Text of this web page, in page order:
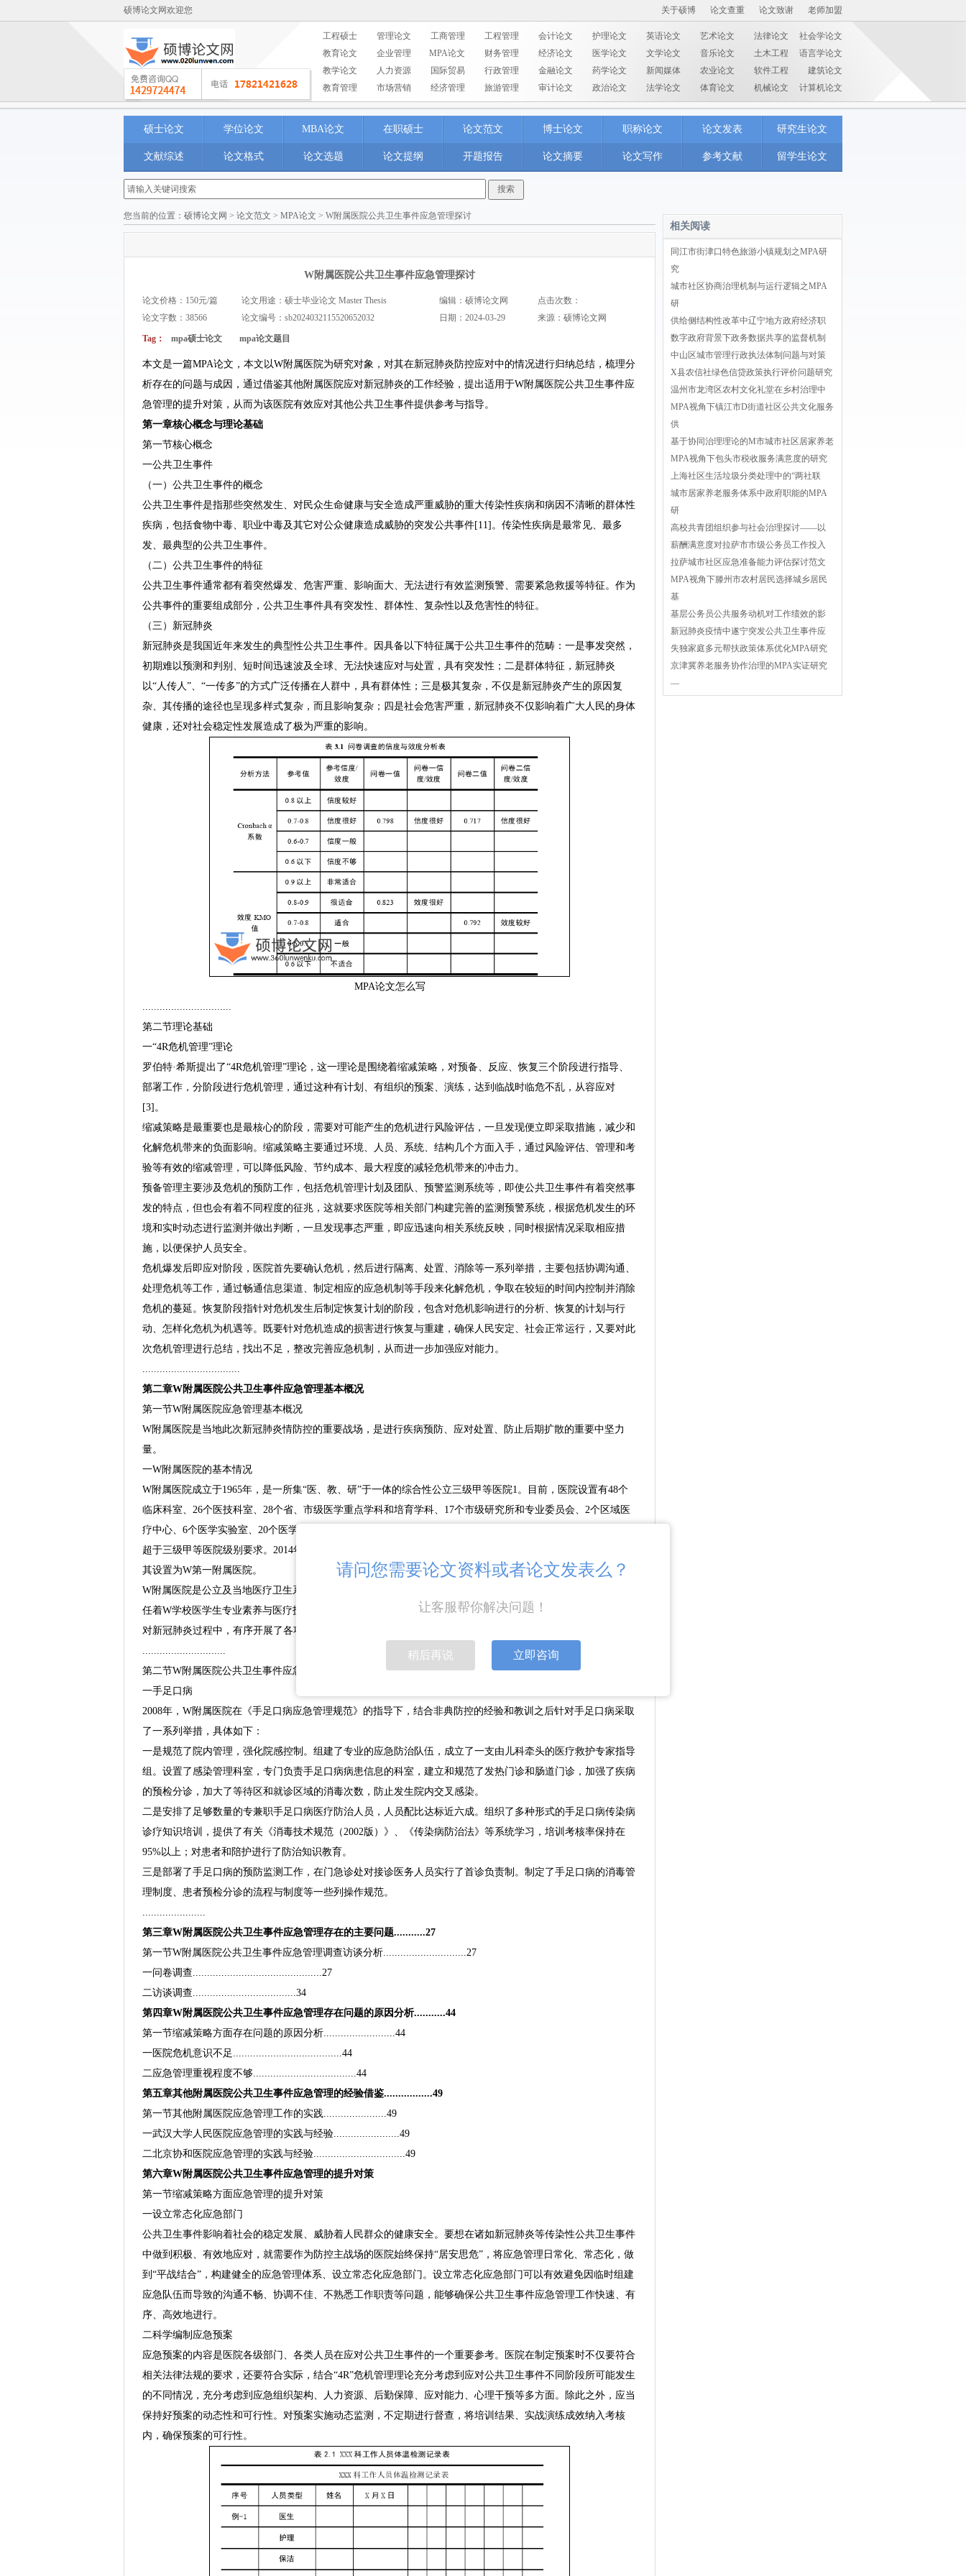
硕博论文网欢迎您 关于硕博 论文查重 论文致谢 老师加盟
工程硕士 管理论文 工商管理 工程管理 会计论文 护理论文 英语论文 艺术论文 法律论文
社会学论文
教育论文
企业管理 MPA论文 财务管理 经济论文 医学论文 文学论文 音乐论文 土木工程
语言学论文
教学论文
人力资源 国际贸易 行政管理 金融论文 药学论文 新闻媒体 农业论文 软件工程
建筑论文
教育管理
市场营销 经济管理 旅游管理 审计论文 政治论文 法学论文 体育论文 机械论文 计算机论文
硕士论文 学位论文 MBA论文 在职硕士 论文范文 博士论文 职称论文 论文发表 研究生论文
文献综述 论文格式 论文选题 论文提纲 开题报告 论文摘要 论文写作 参考文献 留学生论文
您当前的位置： 硕博论文网 > 论文范文 > MPA论文 > W附属医院公共卫生事件应急管理探讨
W附属医院公共卫生事件应急管理探讨
论文价格：150元/篇 论文用途：硕士毕业论文 Master Thesis 编辑：硕博论文网
点击次数：
论文字数：38566
论文编号： sb2024032115520652032 日期：2024-03-29 来源：硕博论文网
Tag： mpa硕士论文 mpa论文题目
本文是一篇MPA论文，本文以W附属医院为研究对象，对其在新冠肺炎防控应对中的情况进行归纳总结，梳理分
析存在的问题与成因，通过借鉴其他附属医院应对新冠肺炎的工作经验，提出适用于W附属医院公共卫生事件应
急管理的提升对策，从而为该医院有效应对其他公共卫生事件提供参考与指导。
第一章核心概念与理论基础
第一节核心概念
一公共卫生事件
（一）公共卫生事件的概念
公共卫生事件是指那些突然发生、对民众生命健康与安全造成严重威胁的重大传染性疾病和病因不清晰的群体性
疾病，包括食物中毒、职业中毒及其它对公众健康造成威胁的突发公共事件[11]。传染性疾病是最常见、最多
发、最典型的公共卫生事件。
（二）公共卫生事件的特征
公共卫生事件通常都有着突然爆发、危害严重、影响面大、无法进行有效监测预警、需要紧急救援等特征。作为
公共事件的重要组成部分，公共卫生事件具有突发性、群体性、复杂性以及危害性的特征。
（三）新冠肺炎
新冠肺炎是我国近年来发生的典型性公共卫生事件。因具备以下特征属于公共卫生事件的范畴：一是事发突然，
初期难以预测和判别、短时间迅速波及全球、无法快速应对与处置，具有突发性；二是群体特征，新冠肺炎
以“人传人”、“一传多”的方式广泛传播在人群中，具有群体性；三是极其复杂，不仅是新冠肺炎产生的原因复
杂、其传播的途径也呈现多样式复杂，而且影响复杂；四是社会危害严重，新冠肺炎不仅影响着广大人民的身体
健康，还对社会稳定性发展造成了极为严重的影响。
MPA论文怎么写
第二节理论基础
一“4R危机管理”理论
罗伯特·希斯提出了“4R危机管理”理论，这一理论是围绕着缩减策略，对预备、反应、恢复三个阶段进行指导、
部署工作，分阶段进行危机管理，通过这种有计划、有组织的预案、演练，达到临战时临危不乱，从容应对
[3]。
缩减策略是最重要也是最核心的阶段，需要对可能产生的危机进行风险评估，一旦发现便立即采取措施，减少和
化解危机带来的负面影响。缩减策略主要通过环境、人员、系统、结构几个方面入手，通过风险评估、管理和考
验等有效的缩减管理，可以降低风险、节约成本、最大程度的减轻危机带来的冲击力。
预备管理主要涉及危机的预防工作，包括危机管理计划及团队、预警监测系统等，即使公共卫生事件有着突然事
发的特点，但也会有着不同程度的征兆，这就要求医院等相关部门构建完善的监测预警系统，根据危机发生的环
境和实时动态进行监测并做出判断，一旦发现事态严重，即应迅速向相关系统反映，同时根据情况采取相应措
施，以便保护人员安全。
危机爆发后即应对阶段，医院首先要确认危机，然后进行隔离、处置、消除等一系列举措，主要包括协调沟通、
处理危机等工作，通过畅通信息渠道、制定相应的应急机制等手段来化解危机，争取在较短的时间内控制并消除
危机的蔓延。恢复阶段指针对危机发生后制定恢复计划的阶段，包含对危机影响进行的分析、恢复的计划与行
动、怎样化危机为机遇等。既要针对危机造成的损害进行恢复与重建，确保人民安定、社会正常运行，又要对此
次危机管理进行总结，找出不足，整改完善应急机制，从而进一步加强应对能力。
第二章W附属医院公共卫生事件应急管理基本概况
第一节W附属医院应急管理基本概况
W附属医院是当地此次新冠肺炎情防控的重要战场，是进行疾病预防、应对处置、防止后期扩散的重要中坚力
量。
一W附属医院的基本情况
W附属医院成立于1965年，是一所集“医、教、研”于一体的综合性公立三级甲等医院1。目前，医院设置有48个
临床科室、26个医技科室、28个省、市级医学重点学科和培育学科、17个市级研究所和专业委员会、2个区域医
疗中心、6个医学实验室、20个医学中心，市医学会专业委员会主委、副主委91人。医院实际开放床位1251张远
超于三级甲等医院级别要求。2014年5月开始归W学校管理，2019年7月被正式批准为W附属医院，2019年8月将
其设置为W第一附属医院。
W附属医院是公立及当地医疗卫生系统的重要组成部分，除了要负责常规的医疗救治和健康宣传工作之外，还担
任着W学校医学生专业素养与医疗技能培训的工作，同时承担着公共卫生事件应对的重要工作。W附属医院在应
对新冠肺炎过程中，有序开展了各项疫情防控工作，全力保障了大家的生命健康安全。
第二节W附属医院公共卫生事件应急管理的实践与探索
一手足口病
2008年，W附属医院在《手足口病应急管理规范》的指导下，结合非典防控的经验和教训之后针对手足口病采取
了一系列举措，具体如下：
一是规范了院内管理，强化院感控制。组建了专业的应急防治队伍，成立了一支由儿科牵头的医疗救护专家指导
组。设置了感染管理科室，专门负责手足口病病患信息的科室，建立和规范了发热门诊和肠道门诊，加强了疾病
的预检分诊，加大了等待区和就诊区域的消毒次数，防止发生院内交叉感染。
二是安排了足够数量的专兼职手足口病医疗防治人员，人员配比达标近六成。组织了多种形式的手足口病传染病
诊疗知识培训，提供了有关《消毒技术规范（2002版）》、《传染病防治法》等系统学习，培训考核率保持在
95%以上；对患者和陪护进行了防治知识教育。
三是部署了手足口病的预防监测工作，在门急诊处对接诊医务人员实行了首诊负责制。制定了手足口病的消毒管
理制度、患者预检分诊的流程与制度等一些列操作规范。
第三章W附属医院公共卫生事件应急管理存在的主要问题...........27
第一节W附属医院公共卫生事件应急管理调查访谈分析.............................27
一问卷调查.............................................27
二访谈调查....................................34
第四章W附属医院公共卫生事件应急管理存在问题的原因分析...........44
第一节缩减策略方面存在问题的原因分析.........................44
一医院危机意识不足......................................44
二应急管理重视程度不够....................................44
第五章其他附属医院公共卫生事件应急管理的经验借鉴.................49
第一节其他附属医院应急管理工作的实践......................49
一武汉大学人民医院应急管理的实践与经验.......................49
二北京协和医院应急管理的实践与经验................................49
第六章W附属医院公共卫生事件应急管理的提升对策
第一节缩减策略方面应急管理的提升对策
一设立常态化应急部门
公共卫生事件影响着社会的稳定发展、威胁着人民群众的健康安全。要想在诸如新冠肺炎等传染性公共卫生事件
中做到积极、有效地应对，就需要作为防控主战场的医院始终保持“居安思危”，将应急管理日常化、常态化，做
到“平战结合”，构建健全的应急管理体系、设立常态化应急部门。设立常态化应急部门可以有效避免因临时组建
应急队伍而导致的沟通不畅、协调不佳、不熟悉工作职责等问题，能够确保公共卫生事件应急管理工作快速、有
序、高效地进行。
二科学编制应急预案
应急预案的内容是医院各级部门、各类人员在应对公共卫生事件的一个重要参考。医院在制定预案时不仅要符合
相关法律法规的要求，还要符合实际，结合“4R”危机管理理论充分考虑到应对公共卫生事件不同阶段所可能发生
的不同情况，充分考虑到应急组织架构、人力资源、后勤保障、应对能力、心理干预等多方面。除此之外，应当
保持好预案的动态性和可行性。对预案实施动态监测，不定期进行督查，将培训结果、实战演练成效纳入考核
内，确保预案的可行性。
相关阅读
同江市街津口特色旅游小镇规划之MPA研
究
城市社区协商治理机制与运行逻辑之MPA
研
供给侧结构性改革中辽宁地方政府经济职
数字政府背景下政务数据共享的监督机制
中山区城市管理行政执法体制问题与对策
X县农信社绿色信贷政策执行评价问题研究
温州市龙湾区农村文化礼堂在乡村治理中
MPA视角下镇江市D街道社区公共文化服务
供
基于协同治理理论的M市城市社区居家养老
MPA视角下包头市税收服务满意度的研究
上海社区生活垃圾分类处理中的“两社联
城市居家养老服务体系中政府职能的MPA
研
高校共青团组织参与社会治理探讨——以
薪酬满意度对拉萨市市级公务员工作投入
拉萨城市社区应急准备能力评估探讨范文
MPA视角下滕州市农村居民选择城乡居民
基
基层公务员公共服务动机对工作绩效的影
新冠肺炎疫情中遂宁突发公共卫生事件应
失独家庭多元帮扶政策体系优化MPA研究
京津冀养老服务协作治理的MPA实证研究
—
请问您需要论文资料或者论文发表么？
让客服帮你解决问题！
稍后再说 立即咨询